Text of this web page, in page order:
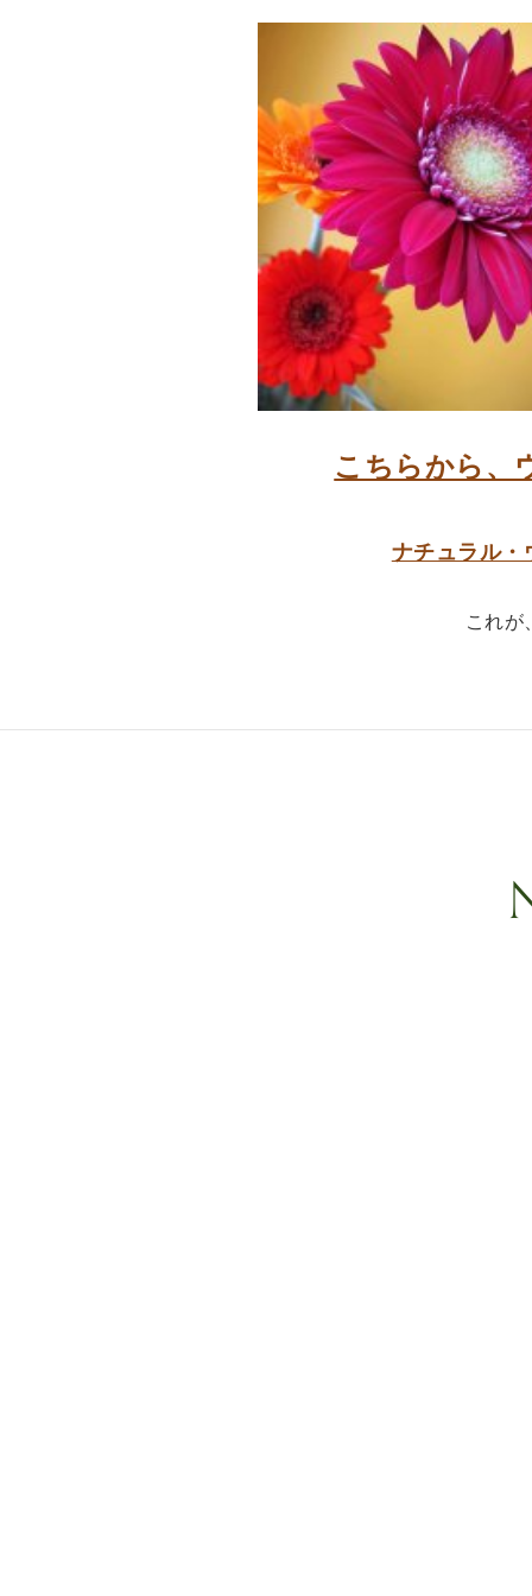
こちらから、
ナチュラル
これ